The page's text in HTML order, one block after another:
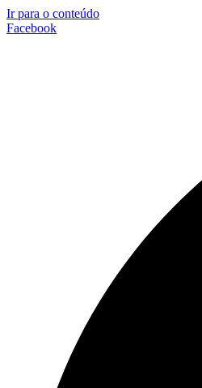
Ir para o conteúdo
Facebook